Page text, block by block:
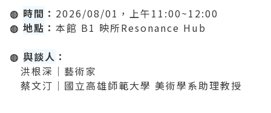
◍ 時間 ： 2026/08/01，上午11:00~12:00
◍ 地點 ： 本館 B1 映所Resonance Hub
◍ 與談人 ：
洪根深｜藝術家
蔡文汀｜國立高雄師範大學 美術學系助理教授